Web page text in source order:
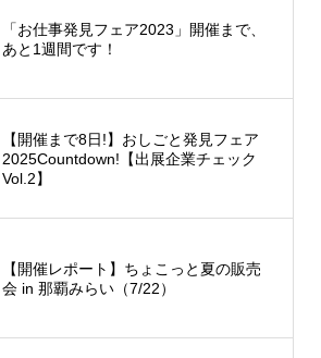
「お仕事発見フェア2023」開催まで、
あと1週間です！
【開催まで8日!】おしごと発見フェア
2025Countdown!【出展企業チェック
Vol.2】
【開催レポート】ちょこっと夏の販売
会 in 那覇みらい（7/22）